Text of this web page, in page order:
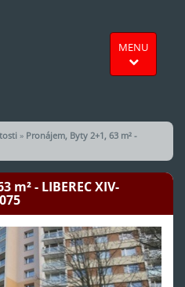
MENU
» Pronájem, Byty 2+1, 63 m² -
m²- LIBEREC XIV-